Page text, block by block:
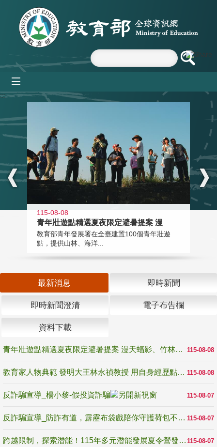
跳到主要內容區塊
:::
115-08-08
青年壯遊點精選夏夜限定避暑提案 漫
教育部青年發展署在全臺建置100個青年壯遊
點，提供山林、海洋...
最新消息 即時新聞
即時新聞澄清 電子布告欄
資料下載
115-08-08
青年壯遊點精選夏夜限定避暑提案 漫天蝠影、竹林尋蛙、茶香夜觀 邀青年暮色出發
115-08-08
教育家人物典範 發明大王林永禎教授 用自身經歷點亮學生的路
115-08-07
反詐騙宣導_楊小黎-假投資詐騙
115-08-07
反詐騙宣導_防詐有道，霹靂布袋戲陪你守護荷包不受騙
115-08-07
跨越限制，探索潛能！115年多元潛能發展夏令營發掘生命無限可能